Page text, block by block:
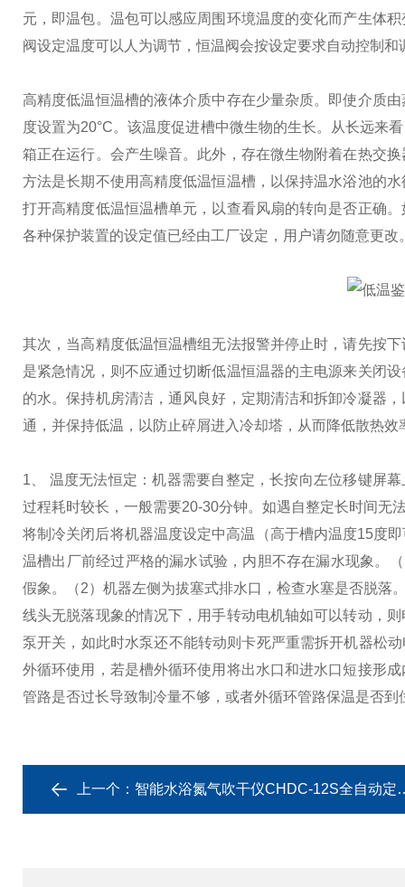
元，即温包。温包可以感应周围环境温度的变化而产生体
阀设定温度可以人为调节，恒温阀会按设定要求自动控制
高精度低温恒温槽的液体介质中存在少量杂质。即使介质
度设置为20°C。该温度促进槽中微生物的生长。从长远来
箱正在运行。会产生噪音。此外，存在微生物附着在热交
方法是长期不使用高精度低温恒温槽，以保持温水浴池的
打开高精度低温恒温槽单元，以查看风扇的转向是否正确
各种保护装置的设定值已经由工厂设定，用户请勿随意更改
其次，当高精度低温恒温槽组无法报警并停止时，请先按
是紧急情况，则不应通过切断低温恒温器的主电源来关闭
的水。保持机房清洁，通风良好，定期清洁和拆卸冷凝器
通，并保持低温，以防止碎屑进入冷却塔，从而降低散热效
1、 温度无法恒定：机器需要自整定，长按向左位移键屏
过程耗时较长，一般需要20-30分钟。如遇自整定长时间无
将制冷关闭后将机器温度设定中高温（高于槽内温度15度
温槽出厂前经过严格的漏水试验，内胆不存在漏水现象。
假象。（2）机器左侧为拔塞式排水口，检查水塞是否脱落
线头无脱落现象的情况下，用手转动电机轴如可以转动，
泵开关，如此时水泵还不能转动则卡死严重需拆开机器松
外循环使用，若是槽外循环使用将出水口和进水口短接形
管路是否过长导致制冷量不够，或者外循环管路保温是否
上一个： 智能水浴氮气吹干仪CHDC-12S全自动定时定容